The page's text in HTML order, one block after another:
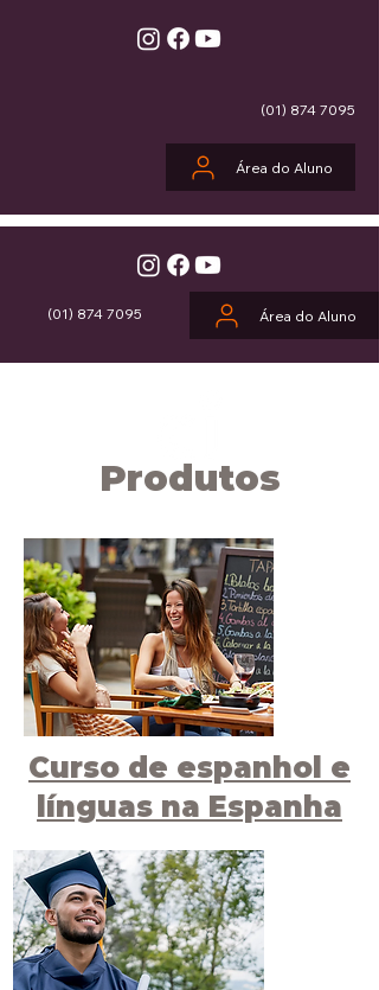
(01) 874 7095 Área do Aluno
(01) 874 7095
Área do Aluno
Produtos
Curso de espanhol e
línguas na Espanha